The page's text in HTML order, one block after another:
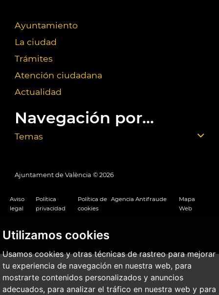
Utilizamos cookies
Usamos cookies y otras técnicas de rastreo para mejorar
tu experiencia de navegación en nuestra web, para
mostrarte contenidos personalizados y anuncios
adecuados, para analizar el tráfico en nuestra web y para
Ayuntamiento
La ciudad
Trámites
Atención ciudadana
Actualidad
Navegación por...
Temas
Ajuntament de València © 2026
Aviso
legal
Política
privacidad
Política de
cookies
Agencia Antifraude
Mapa
Web